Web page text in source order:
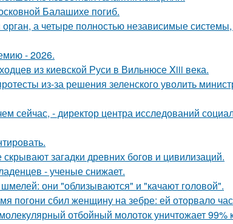
Балашихе погиб.
а четыре полностью независимые
- 2026.
из киевской Руси в Вильнюсе Xiii века.
из-за решения зеленского уволить
сейчас, - директор центра исследований
загадки древних богов и цивилизаций.
- ученые снижает.
они "облизываются" и "качают головой".
погони сбил женщину на зебре: ей оторвало
отбойный молоток уничтожает 99%